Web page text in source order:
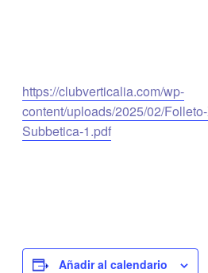
https://clubverticalia.com/wp-
content/uploads/2025/02/
Subbetica-1.pdf
Añadir al calendario